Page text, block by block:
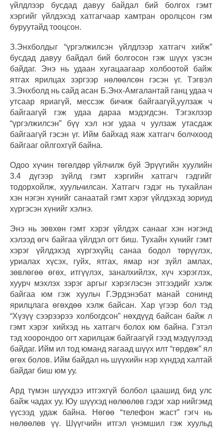
үйлдлээр бусдад давуу байдал бий болгох гэмт
хэргийг үйлдэхэд хатгагчаар хамтран оролцсон гэм
буруутайд тооцсон.
З.Энхболдыг “үргэлжилсэн үйлдлээр хатгагч хийж”
бусдад давуу байдал бий болгосон гэж шүүх үзсэн
байдаг. Энэ нь удаан хугацаагаар холбоотой байж
ятгах ярилцах зэргээр нөлөөлсөн гэсэн үг. Тэгвэл
З.Энхболд нь сайд асан Б.Энх-Амгалантай ганц удаа ч
утсаар яриагүй, мессэж бичиж байгаагүй,уулзаж ч
байгаагүй гэж удаа дараа мэдэгдсэн. Тэгэхлээр
“үргэлжилсэн” бүү хэл нэг удаа ч уулзаж утасдаж
байгаагүй гэсэн үг. Ийм байхад яаж хатгагч болчхоод
байгааг ойлгохгүй байна.
Одоо хүчин төгөлдөр үйлчилж буй Эрүүгийн хуулийн
3.4 дүгээр зүйлд гэмт хэргийн хатгагч гэдгийг
тодорхойлж, хуульчилсан. Хатгагч гэдэг нь тухайлан
хэн нэгэн хүнийг санаатай гэмт хэрэг үйлдэхэд зориуд
хүргэсэн хүнийг хэлнэ.
Энэ нь зөвхөн гэмт хэрэг үйлдэх санааг хэн нэгэнд
хэлээд өгч байгаа үйлдэл огт биш. Тухайн хүнийг гэмт
хэрэг үйлдэхэд хүргэхүйц санаа бодол төрүүлэх,
уриалах хүсэх, гуйх, ятгах, ямар нэг зүйл амлах,
зөвлөгөө өгөх, итгүүлэх, заналхийлэх, хүч хэрэглэх,
хуурч мэхлэх зэрэг аргыг хэрэглэсэн этгээдийг хэлж
байгаа юм гэж хуульч Г.Эрдэнэбат манай сонинд
ярилцлага өгөхдөө хэлж байсан. Хар үгээр бол тэд
“Хүзүү сээрээрээ холбогдсон” нөхдүүд байсан байж л
гэмт хэрэг хийхэд нь хатгагч болох юм байна. Гэтэл
тэд хоорондоо огт харилцаж байгаагүй гээд мэдүүлээд
байдаг. Ийм ил тод юманд яагаад шүүх илт “гөрдөж” ял
өгөх болов. Ийм байдал нь шүүхийн нэр хүндэд халтай
байдаг биш юм уу.
Ард түмэн шүүхдээ итгэхгүй болбол цаашид бид улс
байж чадах уу. Юу шүүхэд нөлөөлөв гэдэг хар нийгэмд
үүсээд удаж байна. Нөгөө “телефон жаст” гэгч нь
нөлөөлөв үү. Шүүгчийн итгэл үнэмшил гэж хуульд